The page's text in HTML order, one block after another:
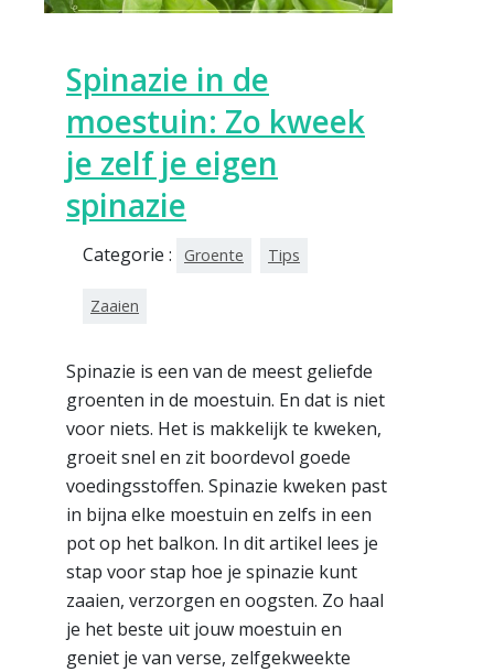
Spinazie in de
moestuin: Zo kweek
je zelf je eigen
spinazie
Categorie : Groente Tips
Zaaien
Spinazie is een van de meest geliefde
groenten in de moestuin. En dat is niet
voor niets. Het is makkelijk te kweken,
groeit snel en zit boordevol goede
voedingsstoffen. Spinazie kweken past
in bijna elke moestuin en zelfs in een
pot op het balkon. In dit artikel lees je
stap voor stap hoe je spinazie kunt
zaaien, verzorgen en oogsten. Zo haal
je het beste uit jouw moestuin en
geniet je van verse, zelfgekweekte